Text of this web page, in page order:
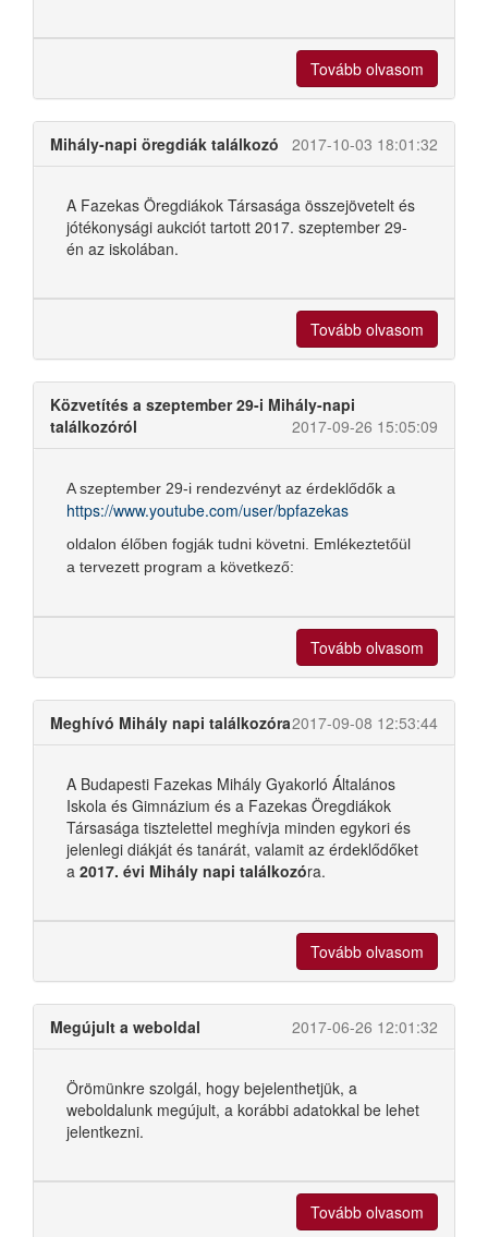
Tovább olvasom
Mihály-napi öregdiák találkozó 2017-10-03 18:01:32
A Fazekas Öregdiákok Társasága összejövetelt és
jótékonysági aukciót tartott 2017. szeptember 29-
én az iskolában.
Tovább olvasom
Közvetítés a szeptember 29-i Mihály-napi
találkozóról
2017-09-26 15:05:09
A szeptember 29-i rendezvényt az érdeklődők a
https://www.youtube.com/user/bpfazekas
oldalon élőben fogják tudni követni. Emlékeztetőül
a tervezett program a következő:
Tovább olvasom
Meghívó Mihály napi találkozóra2017-09-08 12:53:44
A Budapesti Fazekas Mihály Gyakorló Általános
Iskola és Gimnázium és a Fazekas Öregdiákok
Társasága tisztelettel meghívja minden egykori és
jelenlegi diákját és tanárát, valamit az érdeklődőket
a 2017. évi Mihály napi találkozóra.
Tovább olvasom
Megújult a weboldal 2017-06-26 12:01:32
Örömünkre szolgál, hogy bejelenthetjük, a
weboldalunk megújult, a korábbi adatokkal be lehet
jelentkezni.
Tovább olvasom